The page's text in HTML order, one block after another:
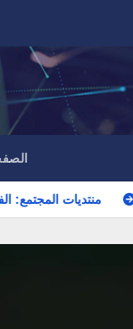
منتديات